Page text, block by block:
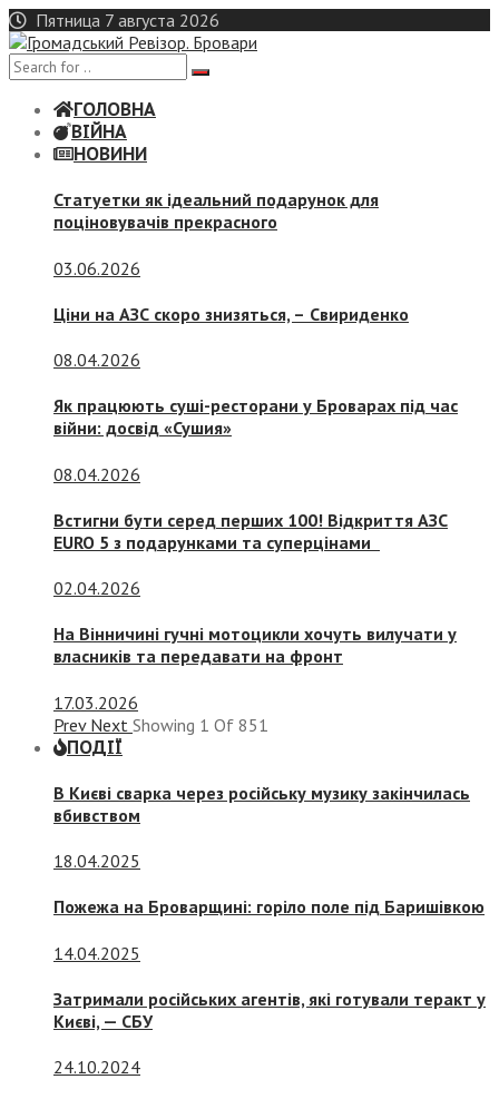
Skip
to
content
Пятница 7 августа 2026
ГОЛОВНА
ВІЙНА
НОВИНИ
Статуетки як ідеальний подарунок для
поціновувачів прекрасного
03.06.2026
Ціни на АЗС скоро знизяться, – Свириденко
08.04.2026
Як працюють суші-ресторани у Броварах під час
війни: досвід «Сушия»
08.04.2026
Встигни бути серед перших 100! Відкриття АЗС
EURO 5 з подарунками та суперцінами
02.04.2026
На Вінничині гучні мотоцикли хочуть вилучати у
власників та передавати на фронт
17.03.2026
Prev Next Showing 1 Of 851
ПОДІЇ
В Києві сварка через російську музику закінчилась
вбивством
18.04.2025
Пожежа на Броварщині: горіло поле під Баришівкою
14.04.2025
Затримали російських агентів, які готували теракт у
Києві, — СБУ
24.10.2024